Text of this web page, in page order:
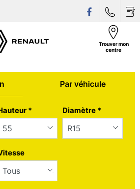
Trouver mon
centre
Par véhicule
* Diamètre *